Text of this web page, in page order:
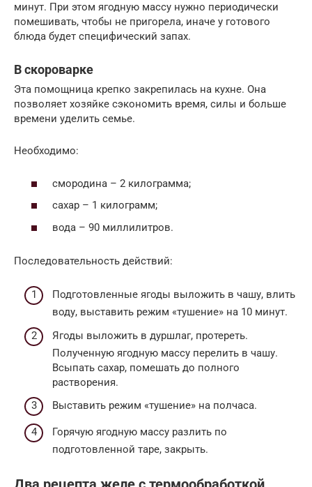
минут. При этом ягодную массу нужно периодически
помешивать, чтобы не пригорела, иначе у готового
блюда будет специфический запах.
В скороварке
Эта помощница крепко закрепилась на кухне. Она
позволяет хозяйке сэкономить время, силы и больше
времени уделить семье.
Необходимо:
смородина – 2 килограмма;
сахар – 1 килограмм;
вода – 90 миллилитров.
Последовательность действий:
Подготовленные ягоды выложить в чашу, влить
воду, выставить режим «тушение» на 10 минут.
Ягоды выложить в дуршлаг, протереть.
Полученную ягодную массу перелить в чашу.
Всыпать сахар, помешать до полного
растворения.
Выставить режим «тушение» на полчаса.
Горячую ягодную массу разлить по
подготовленной таре, закрыть.